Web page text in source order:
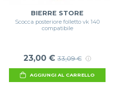
BIERRE STORE
Scocca posteriore folletto vk 140
compatibile
23,00 € 33,09 €
AGGIUNGI AL CARRELLO